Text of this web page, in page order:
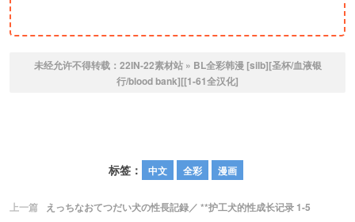
未经允许不得转载： 22IN-22素材站» BL全彩韩漫 [silb][圣杯/血液银
行/blood bank][[1-61全汉化]
标签： 中文 全彩 漫画
上一篇
えっちなおてつだい犬の性長記録／ **护工犬的性成长记录 1-5